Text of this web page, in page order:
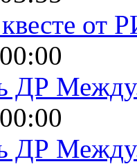
от
ДР
ДР